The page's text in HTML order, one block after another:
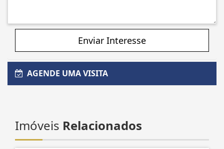
Enviar Interesse
AGENDE UMA VISITA
Imóveis Relacionados